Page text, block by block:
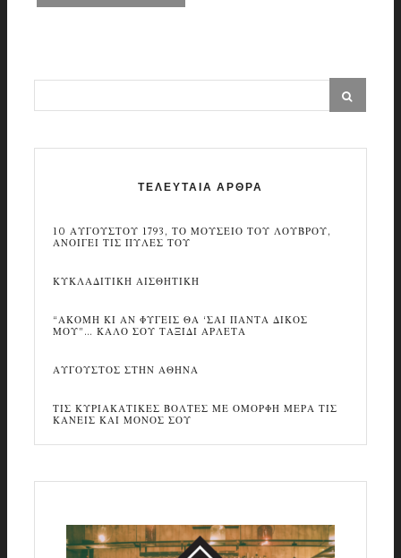
ΤΕΛΕΥΤΑΙΑ ΑΡΘΡΑ
10 ΑΥΓΟΥΣΤΟΥ 1793, ΤΟ ΜΟΥΣΕΙΟ ΤΟΥ ΛΟΥΒΡΟΥ,
ΑΝΟΙΓΕΙ ΤΙΣ ΠΥΛΕΣ ΤΟΥ
ΚΥΚΛΑΔΙΤΙΚΗ ΑΙΣΘΗΤΙΚΗ
“ΑΚΟΜΗ ΚΙ ΑΝ ΦΥΓΕΙΣ ΘΑ ‘ΣΑΙ ΠΑΝΤΑ ΔΙΚΟΣ
ΜΟΥ”… ΚΑΛΟ ΣΟΥ ΤΑΞΙΔΙ ΑΡΛΕΤΑ
ΑΥΓΟΥΣΤΟΣ ΣΤΗΝ ΑΘΗΝΑ
ΤΙΣ ΚΥΡΙΑΚΑΤΙΚΕΣ ΒΟΛΤΕΣ ΜΕ ΟΜΟΡΦΗ ΜΕΡΑ ΤΙΣ
ΚΑΝΕΙΣ ΚΑΙ ΜΟΝΟΣ ΣΟΥ